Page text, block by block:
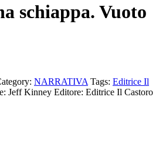
schiappa. Vuoto
NARRATIVA Tags: Editrice Il
Jeff Kinney Editore: Editrice Il Castoro